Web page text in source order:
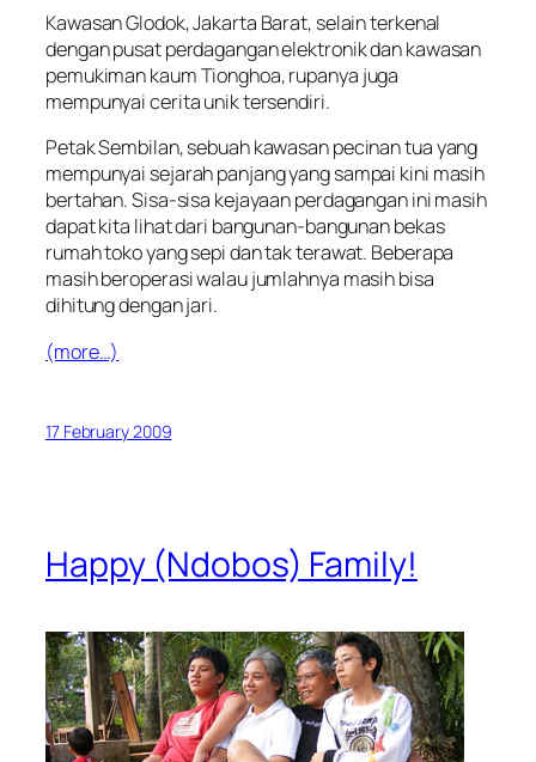
Kawasan Glodok, Jakarta Barat, selain terkenal
dengan pusat perdagangan elektronik dan kawasan
pemukiman kaum Tionghoa, rupanya juga
mempunyai cerita unik tersendiri.
Petak Sembilan, sebuah kawasan pecinan tua yang
mempunyai sejarah panjang yang sampai kini masih
bertahan. Sisa-sisa kejayaan perdagangan ini masih
dapat kita lihat dari bangunan-bangunan bekas
rumah toko yang sepi dan tak terawat. Beberapa
masih beroperasi walau jumlahnya masih bisa
dihitung dengan jari.
(more…)
17 February 2009
Happy (Ndobos) Family!